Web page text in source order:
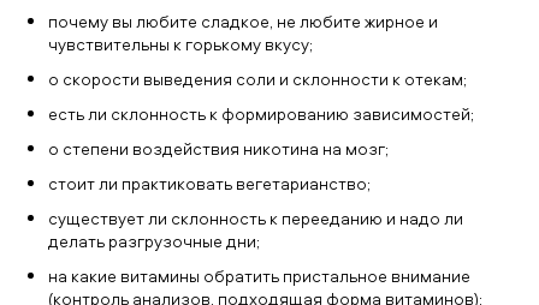
почему вы любите сладкое, не любите жирное и
чувствительны к горькому вкусу;
о скорости выведения соли и склонности к отекам;
есть ли склонность к формированию зависимостей;
о степени воздействия никотина на мозг;
стоит ли практиковать вегетарианство;
существует ли склонность к перееданию и надо ли
делать разгрузочные дни;
на какие витамины обратить пристальное внимание
(контроль анализов, подходящая форма витаминов);